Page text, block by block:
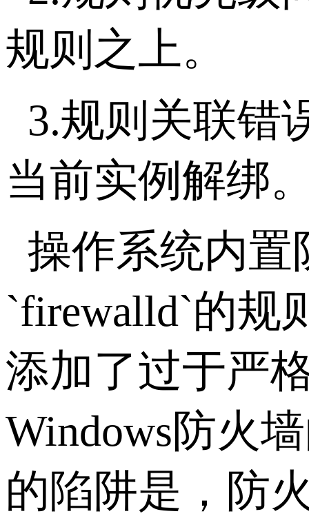
规则之上。
3.规则关联错
当前实例解绑
操作系统内置
`firewalld`的规
添加了过于严
Windows防火
的陷阱是，防